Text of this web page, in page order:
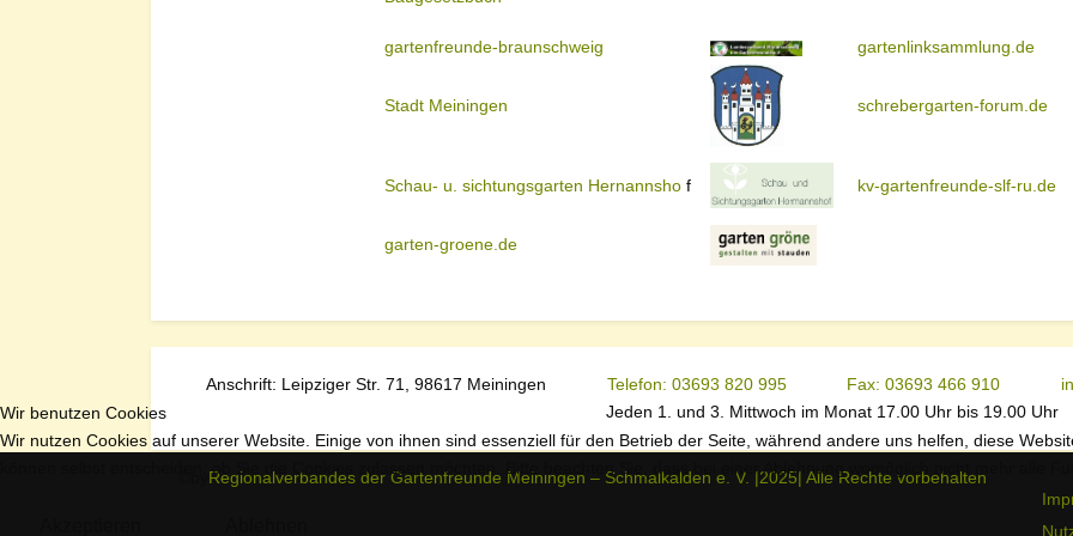
gartenfreunde-braunschweig gartenlinksammlung.de
Stadt Meiningen schrebergarten-forum.de
Schau- u. sichtungsgarten Hernannshof kv-gartenfreunde-slf-ru.de
garten-groene.de
Anschrift: Leipziger Str. 71, 98617 Meiningen Telefon: 03693 820 995 Fax: 03693 466 910
Jeden 1. und 3. Mittwoch im Monat 17.00 Uhr bis 19.00 Uhr
Regionalverbandes der Gartenfreunde Meiningen – Schmalkalden e. V. |2025| Alle Rechte vorbehalten
Wir benutzen Cookies
Wir nutzen Cookies auf unserer Website. Einige von ihnen sind essenziell für den Betrieb der Seite, während andere uns helfen, diese
können selbst entscheiden, ob Sie die Cookies zulassen möchten. Bitte beachten Sie, dass bei einer Ablehnung womöglich nicht mehr alle